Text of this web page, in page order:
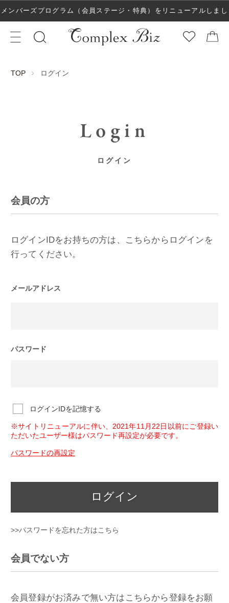
メンバーズプログラム（会員ステージ・特典）をリニューアルしまし
た！
TOP ログイン
Login
ログイン
会員の方
ログインIDをお持ちの方は、こちらからログインを
行ってください。
メールアドレス
パスワード
ログインIDを記憶する
※サイトリニューアルに伴い、2021年11月22日以前にご登録い
ただいたユーザー様はパスワード再設定が必要です。
パスワードの再設定
ログイン
>>パスワードを忘れた方はこちら
会員でない方
会員登録がお済みで無い方はこちらから登録をお願